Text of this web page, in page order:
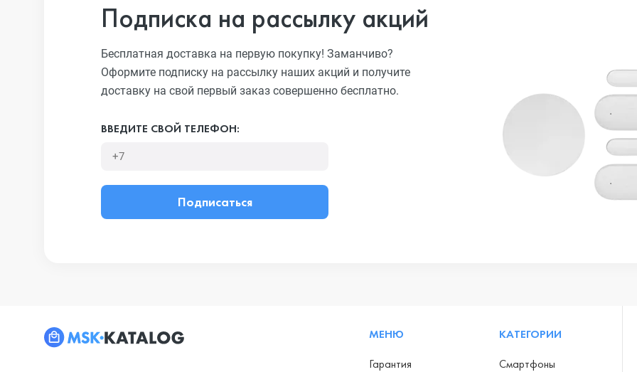
Подписка на рассылку акций
Бесплатная доставка на первую покупку! Заманчиво?
Оформите подписку на рассылку наших акций и получите
доставку на свой первый заказ совершенно бесплатно.
ВВЕДИТЕ СВОЙ ТЕЛЕФОН:
Подписаться
МЕНЮ
Гарантия
КАТЕГОРИИ
Смартфоны